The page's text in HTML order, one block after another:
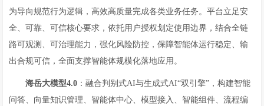
为导向规范行为逻辑，高效高质量完成各类业务任务。平台立足安
全、可靠、可信核心要求，依托用户授权划定使用边界，结合全链
路可观测、可治理能力，强化风险防控，保障智能体运行稳定、输
出合规可信，全面支撑智能体规模化落地应用。
海岳大模型4.0 ：融合判别式AI与生成式AI“双引擎”，构建智能
问答、向量知识管理、智能体中心、模型接入、智能组件、流程编